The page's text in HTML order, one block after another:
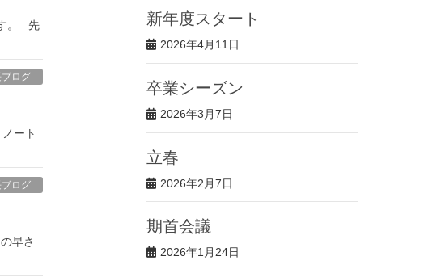
。 先
ログ
ート
ログ
早さ
新年度スタート
2026年4月11日
卒業シーズン
2026年3月7日
立春
2026年2月7日
期首会議
2026年1月24日